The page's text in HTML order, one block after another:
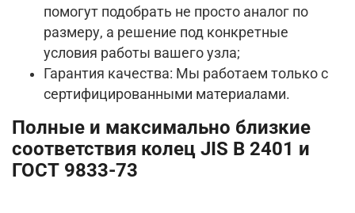
помогут подобрать не просто аналог по
размеру, а решение под конкретные
условия работы вашего узла;
Гарантия качества: Мы работаем только с
сертифицированными материалами.
Полные и максимально близкие
соответствия колец JIS B 2401 и
ГОСТ 9833-73